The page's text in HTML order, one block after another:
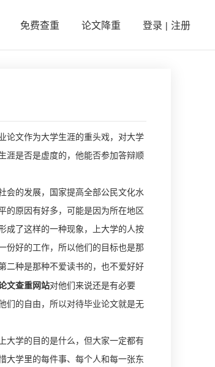
免费查重 论文降重 登录 | 注册
论文作为大学生涯的重头戏，对大学
涯是否是虚度的，他能否参加答辩顺
会的发展，国家提高全部公民文化水
的原因有好多，可能是因为所在地区
成了这样的一种现象，上大学的人按
份好的工作， 所以他们的目标也是那
二种是那种不爱读书的，也不爱好好
文查重网站对他们来说还是有必要
们的自由，所以对待毕业论文就是无
大学的目的是什么，但大家一定都有
大学里的每件事、每个人和每一张东